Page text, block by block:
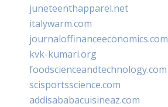
juneteenthapparel.net
italywarm.com
journaloffinanceeconomics.com
kvk-kumari.org
foodscienceandtechnology.com
scisportsscience.com
addisababacuisineaz.com